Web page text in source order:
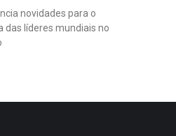
novidades para o
das líderes mundiais no